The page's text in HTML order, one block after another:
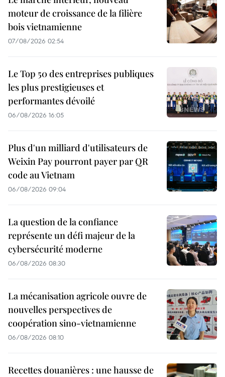
moteur de croissance de la filière
bois vietnamienne
07/08/2026 02:54
Le Top 50 des entreprises publiques
les plus prestigieuses et
performantes dévoilé
06/08/2026 16:05
Plus d'un milliard d'utilisateurs de
Weixin Pay pourront payer par QR
code au Vietnam
06/08/2026 09:04
La question de la confiance
représente un défi majeur de la
cybersécurité moderne
06/08/2026 08:30
La mécanisation agricole ouvre de
nouvelles perspectives de
coopération sino-vietnamienne
06/08/2026 08:10
Recettes douanières : une hausse de